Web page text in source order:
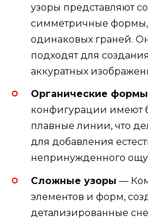
узоры представляют
симметричные формы,
одинаковых граней.
подходят для
аккуратных
Органические формы
конфигурации имеют
плавные линии, что
для добавления
непринужденного
Сложные узоры —
элементов и форм,
детализированные